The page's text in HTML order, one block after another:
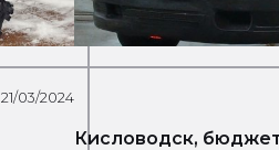
21/03/2024
Кисловодск,